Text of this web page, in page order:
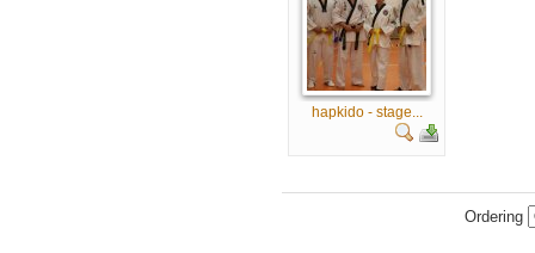
hapkido - stage...
Ordering